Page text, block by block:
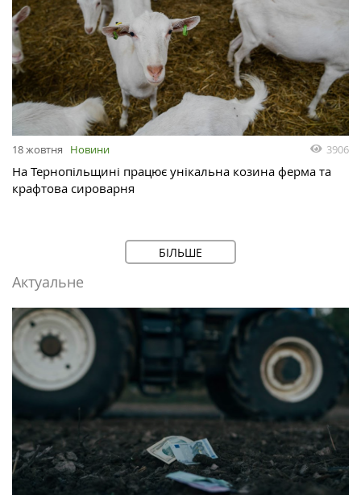
18 жовтня Новини 3906
На Тернопільщині працює унікальна козина ферма та
крафтова сироварня
БІЛЬШЕ
Актуальне